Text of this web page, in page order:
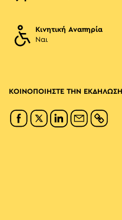
Κινητική Αναπηρία
Ναι
ΚΟΙΝΟΠΟΙΗΣΤΕ ΤΗΝ ΕΚΔΗΛΩΣΗ